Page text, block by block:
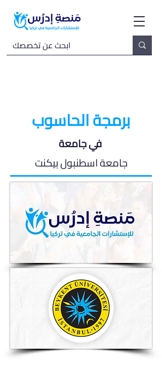
برمجة الحاسوب
في جامعة
جامعة اسطنبول بيكنت